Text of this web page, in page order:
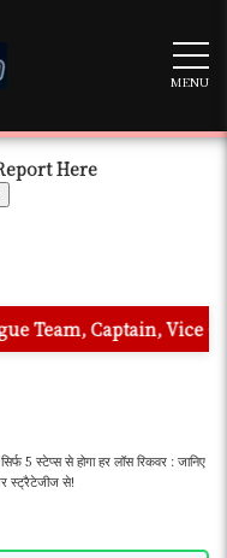
MENU
Here
Vice Captain &
5 स्टेप्स से होगा हर लॉस रिकवर : जानिए
स्ट्रैटेजीज से!